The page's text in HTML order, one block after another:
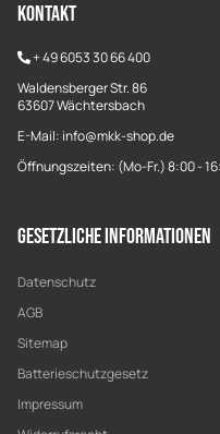
Kontakt
+49 6053 30 66 400
Waldensberger Str. 86
63607 Wächtersbach
E-Mail: info@mkk-shop.de
Öffnungszeiten: (Mo-Fr.) 8:00 -
Gesetzliche Informationen
Datenschutz
AGB
Sitemap
Batterieschutzgesetz
Impressum